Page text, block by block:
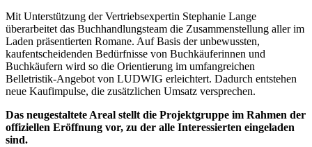
Mit Unterstützung der Vertriebsexpertin Stephanie Lange
überarbeitet das Buchhandlungsteam die Zusammenstellung aller im
Laden präsentierten Romane. Auf Basis der unbewussten,
kaufentscheidenden Bedürfnisse von Buchkäuferinnen und
Buchkäufern wird so die Orientierung im umfangreichen
Belletristik-Angebot von LUDWIG erleichtert. Dadurch entstehen
neue Kaufimpulse, die zusätzlichen Umsatz versprechen.
Das neugestaltete Areal stellt die Projektgruppe im Rahmen der
offiziellen Eröffnung vor, zu der alle Interessierten eingeladen
sind.